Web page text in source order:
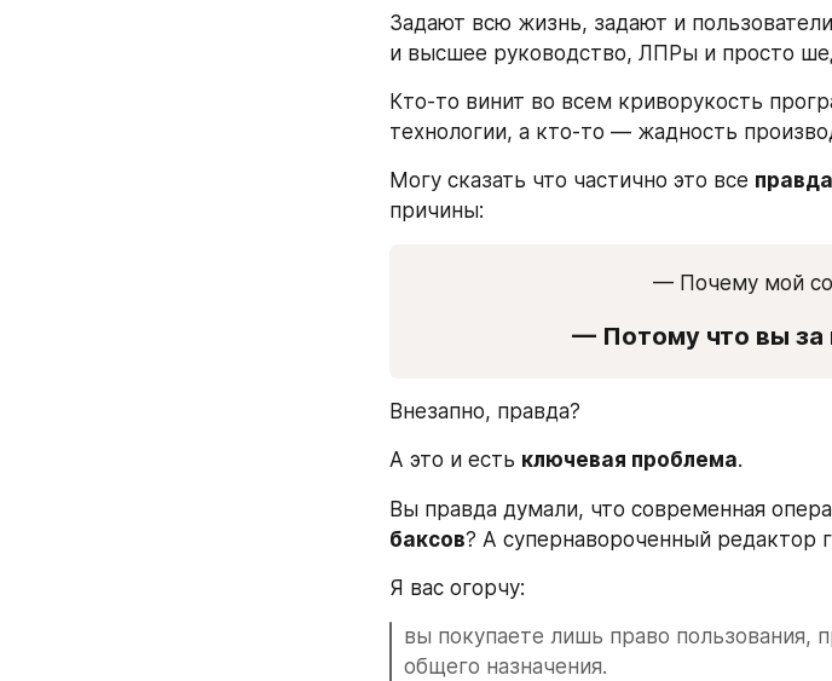
Задают всю жизнь, задают и
и высшее руководство, ЛПРы и просто
Кто-то винит во всем криворукость
технологии, а кто-то — жадность
Могу сказать что частично это все правда
причины:
— Почему мой
— Потому что вы за
Внезапно, правда?
А это и есть ключевая проблема.
Вы правда думали, что современная
баксов? А супернавороченный редактор
Я вас огорчу:
вы покупаете лишь право пользования,
общего назначения.